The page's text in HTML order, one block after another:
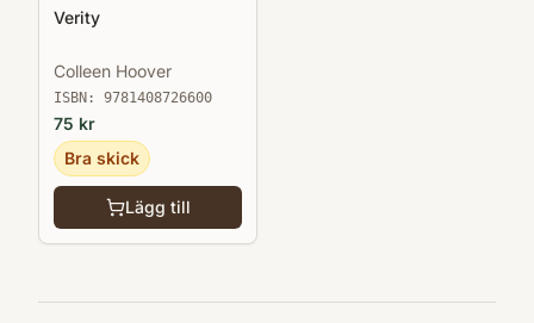
Verity
Colleen Hoover
ISBN: 9781408726600
75 kr
Bra skick
Lägg till